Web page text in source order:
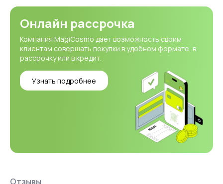
Онлайн рассрочка
Компания MagiCosmo дает возможность своим
клиентам совершать покупки в удобном формате, в
рассрочку или в кредит.
Узнать подробнее
Отзывы